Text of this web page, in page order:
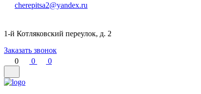
cherepitsa2@yandex.ru
1-й Котляковский переулок, д. 2
Заказать звонок
0
0 0